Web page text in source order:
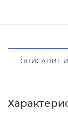
ОПИСАНИЕ